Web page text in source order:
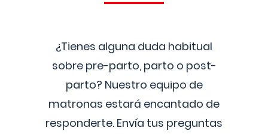
¿Tienes alguna duda habitual
sobre pre-parto, parto o post-
parto? Nuestro equipo de
matronas estará encantado de
responderte. Envía tus preguntas